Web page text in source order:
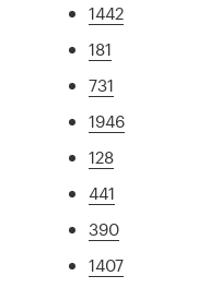
1442
181
731
1946
128
441
390
1407